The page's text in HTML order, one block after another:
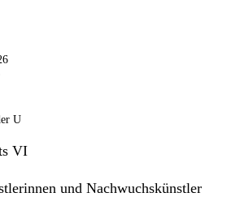
U
VI
und Nachwuchskünstler